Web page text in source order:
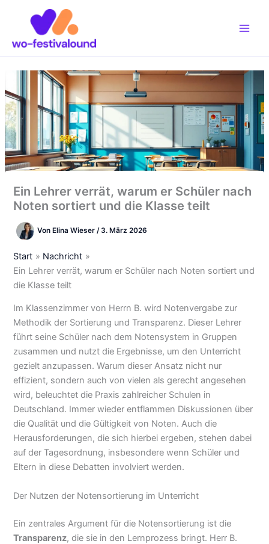
Ein Lehrer verrät, warum er Schüler nach
Noten sortiert und die Klasse teilt
Von Elina Wieser/ 3. März 2026
Start
Nachricht
Ein Lehrer verrät, warum er Schüler nach Noten sortiert und
die Klasse teilt
Im Klassenzimmer von Herrn B. wird Notenvergabe zur
Methodik der Sortierung und Transparenz. Dieser Lehrer
führt seine Schüler nach dem Notensystem in Gruppen
zusammen und nutzt die Ergebnisse, um den Unterricht
gezielt anzupassen. Warum dieser Ansatz nicht nur
effizient, sondern auch von vielen als gerecht angesehen
wird, beleuchtet die Praxis zahlreicher Schulen in
Deutschland. Immer wieder entflammen Diskussionen über
die Qualität und die Gültigkeit von Noten. Auch die
Herausforderungen, die sich hierbei ergeben, stehen dabei
auf der Tagesordnung, insbesondere wenn Schüler und
Eltern in diese Debatten involviert werden.
Der Nutzen der Notensortierung im Unterricht
Ein zentrales Argument für die Notensortierung ist die
Transparenz, die sie in den Lernprozess bringt. Herr B.